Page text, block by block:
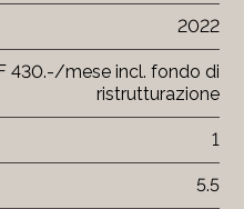
2022
430.-/mese incl. fondo di
ristrutturazione
1
5.5